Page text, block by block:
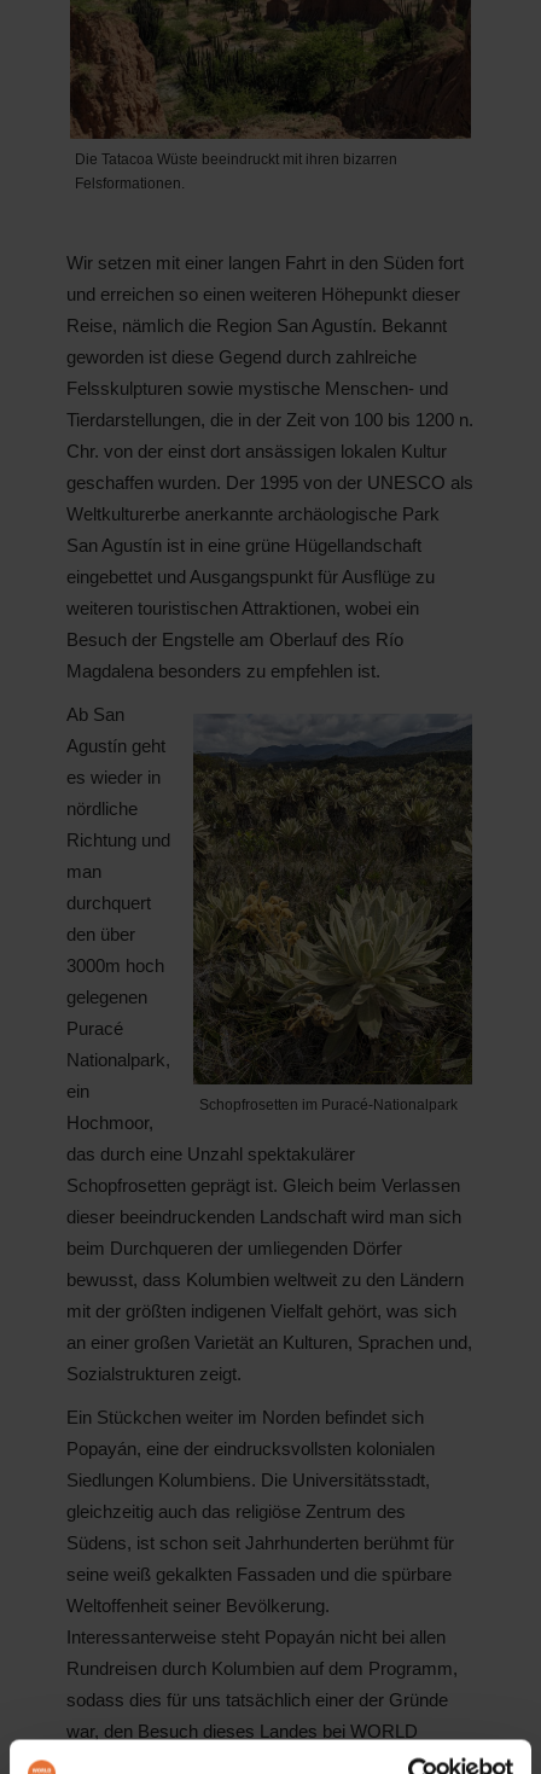
Die Tatacoa Wüste beeindruckt mit ihren bizarren
Felsformationen.
Wir setzen mit einer langen Fahrt in den Süden fort
und erreichen so einen weiteren Höhepunkt dieser
Reise, nämlich die Region San Agustín. Bekannt
geworden ist diese Gegend durch zahlreiche
Felsskulpturen sowie mystische Menschen- und
Tierdarstellungen, die in der Zeit von 100 bis 1200 n.
Chr. von der einst dort ansässigen lokalen Kultur
geschaffen wurden. Der 1995 von der UNESCO als
Weltkulturerbe anerkannte archäologische Park
San Agustín ist in eine grüne Hügellandschaft
eingebettet und Ausgangspunkt für Ausflüge zu
weiteren touristischen Attraktionen, wobei ein
Besuch der Engstelle am Oberlauf des Río
Magdalena besonders zu empfehlen ist.
Schopfrosetten im Puracé-Nationalpark
Ab San
Agustín geht
es wieder in
nördliche
Richtung und
man
durchquert
den über
3000m hoch
gelegenen
Puracé
Nationalpark,
ein
Hochmoor,
das durch eine Unzahl spektakulärer
Schopfrosetten geprägt ist. Gleich beim Verlassen
dieser beeindruckenden Landschaft wird man sich
beim Durchqueren der umliegenden Dörfer
bewusst, dass Kolumbien weltweit zu den Ländern
mit der größten indigenen Vielfalt gehört, was sich
an einer großen Varietät an Kulturen, Sprachen und,
Sozialstrukturen zeigt.
Ein Stückchen weiter im Norden befindet sich
Popayán, eine der eindrucksvollsten kolonialen
Siedlungen Kolumbiens. Die Universitätsstadt,
gleichzeitig auch das religiöse Zentrum des
Südens, ist schon seit Jahrhunderten berühmt für
seine weiß gekalkten Fassaden und die spürbare
Weltoffenheit seiner Bevölkerung.
Interessanterweise steht Popayán nicht bei allen
Rundreisen durch Kolumbien auf dem Programm,
sodass dies für uns tatsächlich einer der Gründe
war, den Besuch dieses Landes bei WORLD